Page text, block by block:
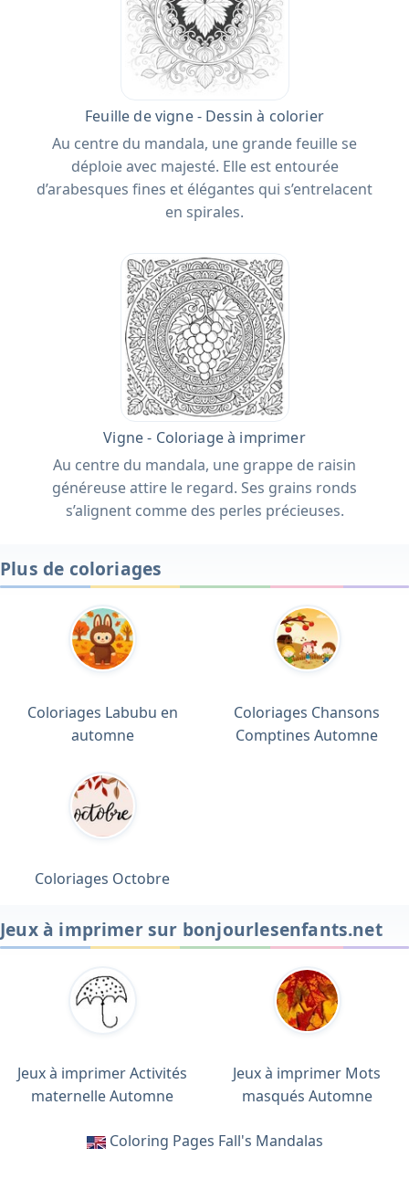
Feuille de vigne - Dessin à colorier
Au centre du mandala, une grande feuille se
déploie avec majesté. Elle est entourée
d’arabesques fines et élégantes qui s’entrelacent
en spirales.
Vigne - Coloriage à imprimer
Au centre du mandala, une grappe de raisin
généreuse attire le regard. Ses grains ronds
s’alignent comme des perles précieuses.
Plus de coloriages
Coloriages Labubu en
automne
Coloriages Chansons
Comptines Automne
Coloriages Octobre
Jeux à imprimer sur bonjourlesenfants.net
Jeux à imprimer Activités
maternelle Automne
Jeux à imprimer Mots
masqués Automne
Coloring Pages Fall's Mandalas